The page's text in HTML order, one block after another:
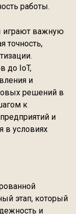
работы.
играют важную
точность,
до IoT,
и
решений в
к
и
в условиях
этап, который
и